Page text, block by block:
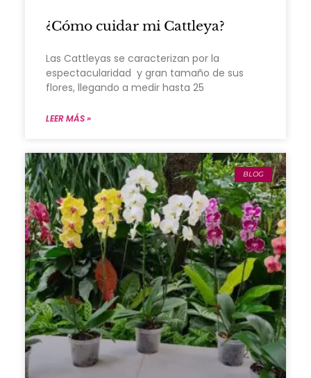
¿Cómo cuidar mi Cattleya?
Las Cattleyas se caracterizan por la
espectacularidad y gran tamaño de sus
flores, llegando a medir hasta 25
LEER MÁS »
BLOG